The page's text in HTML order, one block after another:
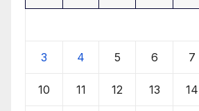
3 4 5 6 7
10 11 12 13 14